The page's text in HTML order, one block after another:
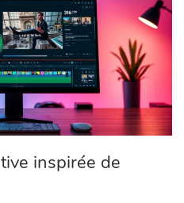
inspirée de